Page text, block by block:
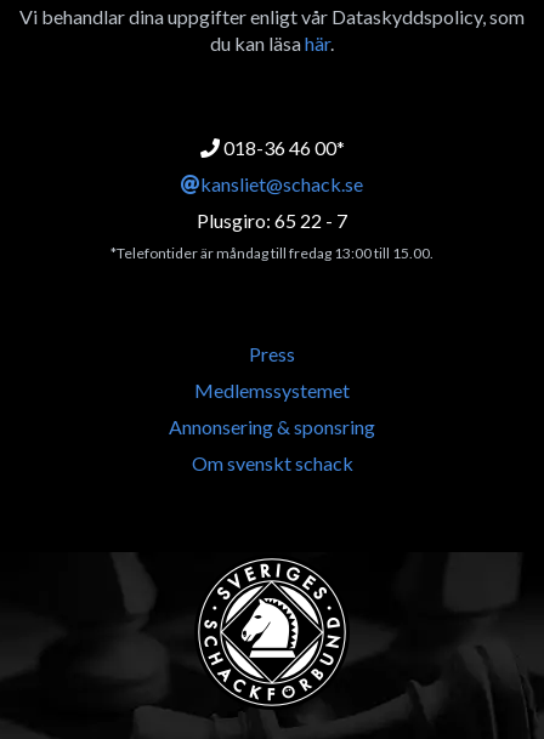
Vi behandlar dina uppgifter enligt vår Dataskyddspolicy, som
du kan läsahär.
018-36 46 00*
kansliet@schack.se
Plusgiro: 65 22 - 7
*Telefontider är måndag till fredag 13:00 till 15.00.
Press
Medlemssystemet
Annonsering & sponsring
Om svenskt schack